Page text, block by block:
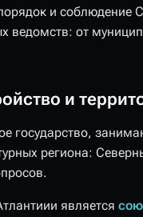
и соблюдение
ведомств: от
и
государство,
региона:
является